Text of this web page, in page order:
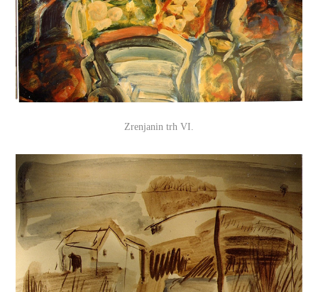
Zrenjanin trh VI.